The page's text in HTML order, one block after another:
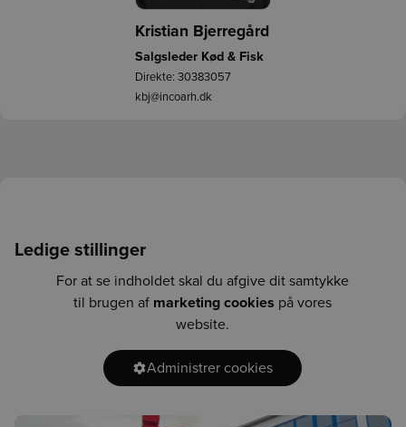
Kristian Bjerregård
Salgsleder Kød & Fisk
Direkte: 30383057
kbj@incoarh.dk
Ledige stillinger
For at se indholdet skal du afgive dit samtykke
til brugen af marketing cookies på vores
website.
Administrer cookies